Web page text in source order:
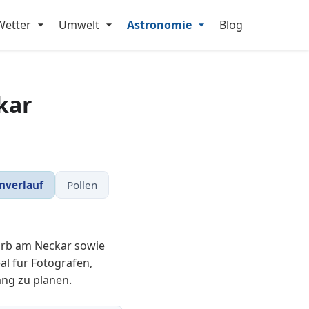
Umwelt Astronomie Blog
Pollen
am Neckar sowie
für Fotografen,
zu planen.